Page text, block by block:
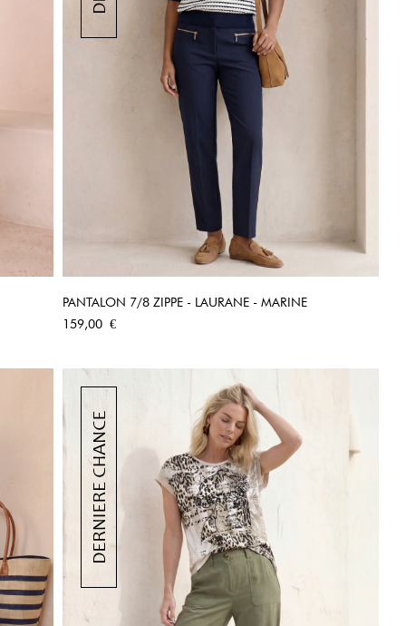
PANTALON 7/8 ZIPPE - LAURANE - MARINE
Prix
159,00 €